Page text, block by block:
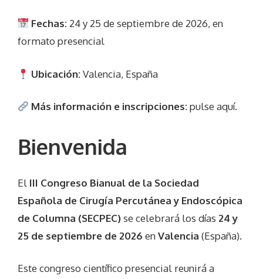
Fechas: 24 y 25 de septiembre de 2026, en
formato presencial
Ubicación:Valencia, España
Más información e inscripciones: pulse aquí.
Bienvenida
El III Congreso Bianual de la Sociedad
Española de Cirugía Percutánea y Endoscópica
de Columna (SECPEC)se celebrará los días 24 y
25 de septiembre de 2026 enValencia (España).
Este congreso científico presencial reunirá a